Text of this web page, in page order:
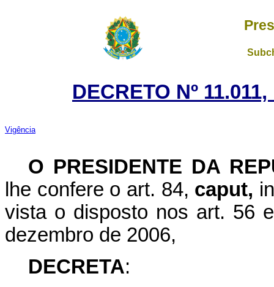
DECRETO Nº
Vigência
O PRESIDENTE DA
lhe confere o art. 84, caput,
vista o disposto nos art. 56
dezembro de 2006,
DECRETA: